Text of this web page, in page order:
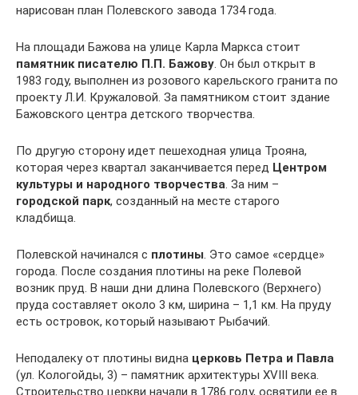
нарисован план Полевского завода 1734 года.
На площади Бажова на улице Карла Маркса стоит
памятник писателю П.П. Бажову. Он был открыт в
1983 году, выполнен из розового карельского гранита по
проекту Л.И. Кружаловой. За памятником стоит здание
Бажовского центра детского творчества.
По другую сторону идет пешеходная улица Трояна,
которая через квартал заканчивается перед Центром
культуры и народного творчества. За ним –
городской парк, созданный на месте старого
кладбища.
Полевской начинался с плотины. Это самое «сердце»
города. После создания плотины на реке Полевой
возник пруд. В наши дни длина Полевского (Верхнего)
пруда составляет около 3 км, ширина – 1,1 км. На пруду
есть островок, который называют Рыбачий.
Неподалеку от плотины видна церковь Петра и Павла
(ул. Кологойды, 3) – памятник архитектуры XVIII века.
Строительство церкви начали в 1786 году, освятили ее в